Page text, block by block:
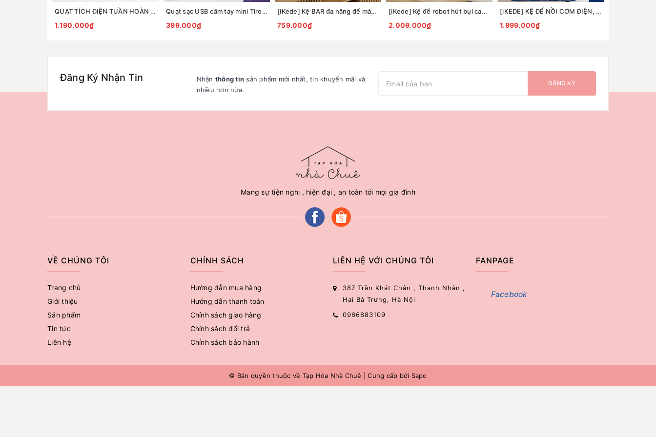
QUẠT TÍCH ĐIỆN TUẦN HOÀN ĐỂ BÀN TIROSS TS2285
1.190.000₫
Quạt sạc USB cầm tay mini Tiross TS3422
399.000₫
[iKede] Kệ BAR đa năng để máy pha cà phê, máy in hai tầng có ngăn kéo và khay trượt tiện lợi
759.000₫
[iKede] Kệ để robot hút bụi cao tầng Kệ lò vi sóng Kệ lò nướng khung hợp kim nhôm ngăn chia nâng hạ
2.009.000₫
[iKEDE] KỆ ĐỂ NỒI CƠM ĐIỆN, LÒ VIBA 2 TẦNG KHAY TRƯỢT, NGĂN KÉO CAO CẤP KỆ BẾP THÔNG MINH
1.999.000₫
Đăng Ký Nhận Tin Nhận thông tin sản phẩm mới nhất, tin khuyến mãi và
nhiều hơn nữa.
ĐĂNG KÝ
Mang sự tiện nghi , hiện đại , an toàn tới mọi gia đình
VỀ CHÚNG TÔI
Trang chủ
Giới thiệu
Sản phẩm
Tin tức
Liên hệ
CHÍNH SÁCH
Hướng dẫn mua hàng
Hướng dẫn thanh toán
Chính sách giao hàng
Chính sách đổi trả
Chính sách bảo hành
LIÊN HỆ VỚI CHÚNG TÔI
387 Trần Khát Chân , Thanh Nhàn ,
Hai Bà Trưng, Hà Nội
0966883109
FANPAGE
Facebook
© Bản quyền thuộc về Tạp Hóa Nhà Chuê Cung cấp bởi Sapo